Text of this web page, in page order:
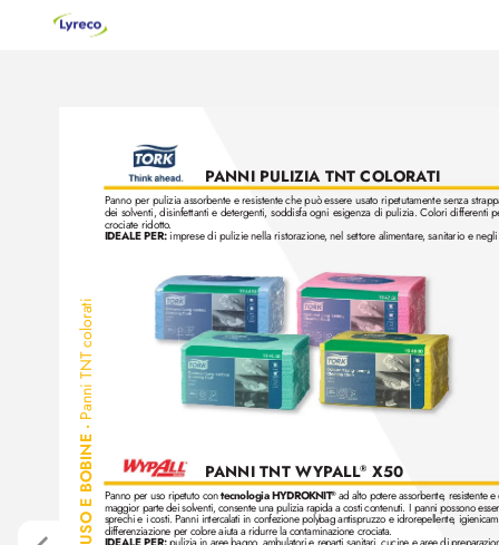
Panno per uso ripetuto con tecnologia HYDROKNIT® ad alto potere assorbente, resistente e
maggior parte dei solventi, consente una pulizia rapida a costi contenuti. I panni possono
sprechi e i costi. Panni intercalati in confezione polybag antispruzzo e idrorepellente,
differenziazione per colore aiuta a ridurre la contaminazione crociata.
PANNI TNT WYPALL® X50
•
P
anni TNT colorati
Panno per pulizia assorbente e resistente che può essere usato ripetutamente senza
dei solventi, disinfettanti e detergenti, soddisfa ogni esigenza di pulizia. Colori differenti
crociate ridotto.
IDEALE PER: imprese di pulizie nella ristorazione, nel settore alimentare, sanitario e negli
PANNI PULIZIA TNT COLORATI